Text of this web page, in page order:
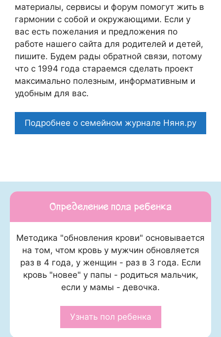
материалы, сервисы и форум помогут жить в
гармонии с собой и окружающими. Если у
вас есть пожелания и предложения по
работе нашего сайта для родителей и детей,
пишите. Будем рады обратной связи, потому
что c 1994 года стараемся сделать проект
максимально полезным, информативным и
удобным для вас.
Подробнее о семейном журнале Няня.ру
Определение пола ребенка
Методика "обновления крови" основывается
на том, чтом кровь у мужчин обновляется
раз в 4 года, у женщин - раз в 3 года. Если
кровь "новее" у папы - родиться мальчик,
если у мамы - девочка.
Узнать пол ребенка